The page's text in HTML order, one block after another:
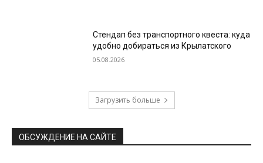
Стендап без транспортного квеста: куда
удобно добираться из Крылатского
05.08.2026
Загрузить больше
ОБСУЖДЕНИЕ НА САЙТЕ